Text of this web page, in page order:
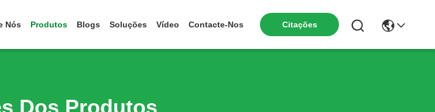
Nós Produtos Blogs Soluções Vídeo Contacte-Nos Citações
Dos Produtos